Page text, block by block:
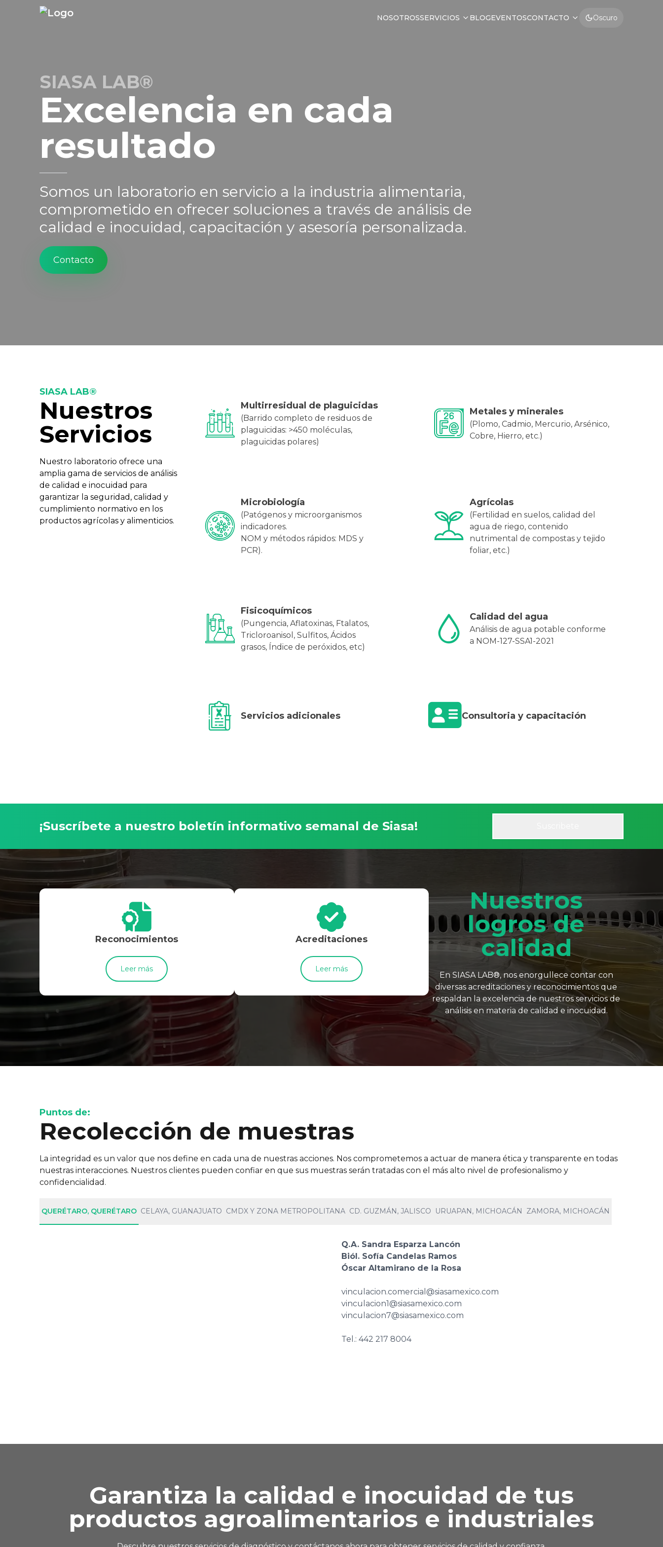
NOSOTROSSERVICIOS BLOGEVENTOSCONTACTO Oscuro
SIASA LAB®
Excelencia en cada
resultado
Somos un laboratorio en servicio a la industria alimentaria,
comprometido en ofrecer soluciones a través de análisis de
calidad e inocuidad, capacitación y asesoría personalizada.
Contacto
SIASA LAB®
Nuestros
Servicios
Nuestro laboratorio ofrece una
amplia gama de servicios de análisis
de calidad e inocuidad para
garantizar la seguridad, calidad y
cumplimiento normativo en los
productos agrícolas y alimenticios.
Multirresidual de plaguicidas
(Barrido completo de residuos de
plaguicidas: >450 moléculas,
plaguicidas polares)
Metales y minerales
(Plomo, Cadmio, Mercurio, Arsénico,
Cobre, Hierro, etc.)
Microbiología
(Patógenos y microorganismos
indicadores.
NOM y métodos rápidos: MDS y
PCR).
Agrícolas
(Fertilidad en suelos, calidad del
agua de riego, contenido
nutrimental de compostas y tejido
foliar, etc.)
Fisicoquímicos
(Pungencia, Aflatoxinas, Ftalatos,
Tricloroanisol, Sulfitos, Ácidos
grasos, Índice de peróxidos, etc)
Calidad del agua
Análisis de agua potable conforme
a NOM-127-SSA1-2021
Servicios adicionales Consultoria y capacitación
¡Suscríbete a nuestro boletín informativo semanal de Siasa!
Reconocimientos
Leer más
Acreditaciones
Leer más
Nuestros
logros de
calidad
En SIASA LAB®, nos enorgullece contar con
diversas acreditaciones y reconocimientos que
respaldan la excelencia de nuestros servicios de
análisis en materia de calidad e inocuidad.
Puntos de:
Recolección de muestras
La integridad es un valor que nos define en cada una de nuestras acciones. Nos comprometemos a actuar de manera ética y transparente en todas
nuestras interacciones. Nuestros clientes pueden confiar en que sus muestras serán tratadas con el más alto nivel de profesionalismo y
confidencialidad.
QUERÉTARO, QUERÉTARO CELAYA, GUANAJUATO CMDX Y ZONA METROPOLITANA CD. GUZMÁN, JALISCO URUAPAN, MICHOACÁN ZAMORA, MICHOACÁN
Q.A. Sandra Esparza Lancón
Biól. Sofía Candelas Ramos
Óscar Altamirano de la Rosa
vinculacion.comercial@siasamexico.com
vinculacion1@siasamexico.com
vinculacion7@siasamexico.com
Tel.: 442 217 8004
Garantiza la calidad e inocuidad de tus
productos agroalimentarios e industriales